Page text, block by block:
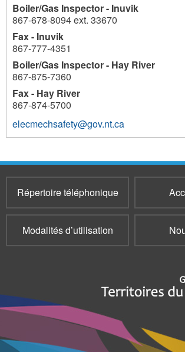
Boiler/Gas Inspector - Inuvik
867-678-8094 ext. 33670
Fax - Inuvik
867-777-4351
Boiler/Gas Inspector - Hay River
867-875-7360
Fax - Hay River
867-874-5700
elecmechsafety@gov.nt.ca
Répertoire téléphonique
Modalités d’utilisation